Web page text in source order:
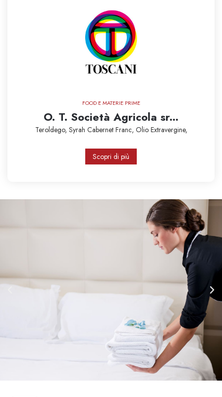
FOOD E MATERIE PRIME
O. T. Società Agricola sr...
Teroldego, Syrah Cabernet Franc, Olio Extravergine,
Scopri di più